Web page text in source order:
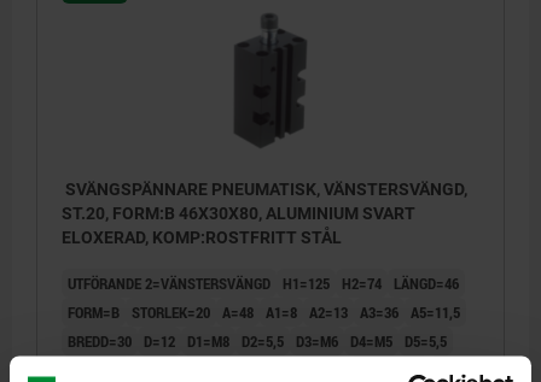
SVÄNGSPÄNNARE PNEUMATISK, VÄNSTERSVÄNGD,
ST.20, FORM:B 46X30X80, ALUMINIUM SVART
ELOXERAD, KOMP:ROSTFRITT STÅL
UTFÖRANDE 2=VÄNSTERSVÄNGD H1=125 H2=74
LÄNGD=46
FORM=B
STORLEK=20 A=48 A1=8 A2=13 A3=36 A5=11,5
BREDD=30
D=12 D1=M8 D2=5,5 D3=M6 D4=M5
D5=5,5
SLAG S=27
S1=12